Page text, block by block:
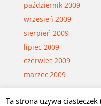
październik 2009
wrzesień 2009
sierpień 2009
lipiec 2009
czerwiec 2009
marzec 2009
Ta strona używa